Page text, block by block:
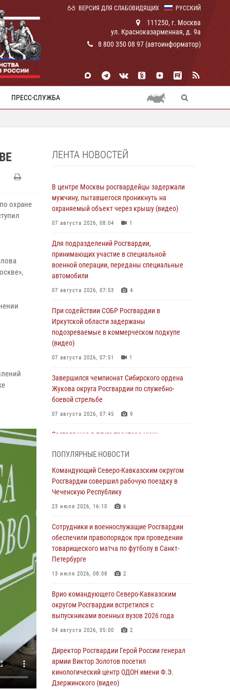
РУССКИЙ
ВЕРСИЯ ДЛЯ СЛАБОВИДЯЩИХ
111250, г. Москва
ул. Красноказарменная, д. 9а
8 800 350 08 97 (автоинформатор)
ПРЕСС-СЛУЖБА
охране
ЛЕНТА НОВОСТЕЙ
В центре Москвы росгвардейцы задержали
мужчину, пытавшегося проникнуть на
охраняемый объект через крышу (видео)
07 августа 2026, 08:04 1
Для подразделений Росгвардии,
принимающих участие в специальной
военной операции, переданы специальные
автомобили
07 августа 2026, 07:53 4
При содействии СОБР Росгвардии в
Иркутской области задержаны
подозреваемые в коммерческом подкупе
(видео)
07 августа 2026, 07:51 1
Завершился чемпионат Сибирского ордена
Жукова округа Росгвардии по служебно-
боевой стрельбе
07 августа 2026, 07:45 9
Застрявшую в плуге трактора мину
В Саранске росгвардейцы приняли учав
25‑летии канонизации святого праведного
воина Федора Ушакова (видео)
Росгвардейцы оказали адресную помощь
жителям Луганской Народной Республики
07 августа 2026, 05:00
потушили загоревшийся дом с детьми внутри
07 августа 2026, 04:10 1
Оказавшего сопротивление злоумышленника
Донецке (видео)
07 августа 2026, 04:00 1
При силовой поддержке спецназа
ПОПУЛЯРНЫЕ НОВОСТИ
Командующий Северо-Кавказским округом
Росгвардии совершил рабочую поездку в
Чеченскую Республику
23 июля 2026, 16:10 6
Сотрудники и военнослужащие Росгвардии
обеспечили правопорядок при проведении
товарищеского матча по футболу в Санкт-
Петербурге
13 июля 2026, 08:08 2
Врио командующего Северо-Кавказским
округом Росгвардии встретился с
выпускниками военных вузов 2026 года
04 августа 2026, 05:00 2
Директор Росгвардии Герой России генерал
армии Виктор Золотов посетил
кинологический центр ОДОН имени Ф.Э.
Дзержинского (видео)